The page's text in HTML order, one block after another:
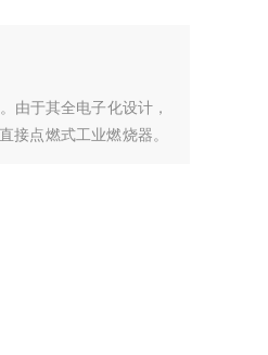
由于其全电子化设计，
接点燃式工业燃烧器。